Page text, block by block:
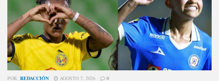
POR: REDACCIÓN AGOSTO 7, 2026 0